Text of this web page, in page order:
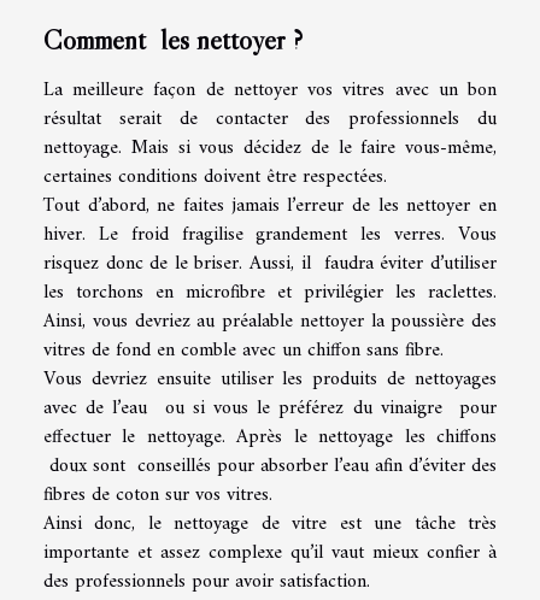
Comment les nettoyer ?
La meilleure façon de nettoyer vos vitres avec un bon
résultat serait de contacter des professionnels du
nettoyage. Mais si vous décidez de le faire vous-même,
certaines conditions doivent être respectées.
Tout d’abord, ne faites jamais l’erreur de les nettoyer en
hiver. Le froid fragilise grandement les verres. Vous
risquez donc de le briser. Aussi, il faudra éviter d’utiliser
les torchons en microfibre et privilégier les raclettes.
Ainsi, vous devriez au préalable nettoyer la poussière des
vitres de fond en comble avec un chiffon sans fibre.
Vous devriez ensuite utiliser les produits de nettoyages
avec de l’eau ou si vous le préférez du vinaigre pour
effectuer le nettoyage. Après le nettoyage les chiffons
doux sont conseillés pour absorber l’eau afin d’éviter des
fibres de coton sur vos vitres.
Ainsi donc, le nettoyage de vitre est une tâche très
importante et assez complexe qu’il vaut mieux confier à
des professionnels pour avoir satisfaction.